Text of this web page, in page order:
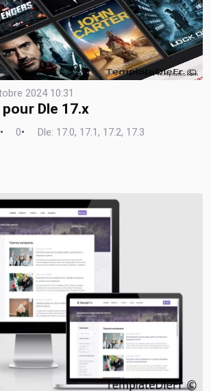
2024 10:31
Dle 17.x
• 0• Dle: 17.0, 17.1, 17.2, 17.3